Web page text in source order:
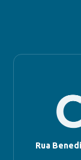
Rua